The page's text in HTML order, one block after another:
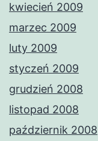
kwiecień 2009
marzec 2009
luty 2009
styczeń 2009
grudzień 2008
listopad 2008
październik 2008